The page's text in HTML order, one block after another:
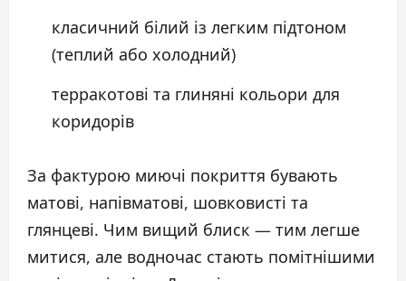
класичний білий із легким підтоном
(теплий або холодний)
терракотові та глиняні кольори для
коридорів
За фактурою миючі покриття бувають
матові, напівматові, шовковисті та
глянцеві. Чим вищий блиск — тим легше
митися, але водночас стають помітнішими